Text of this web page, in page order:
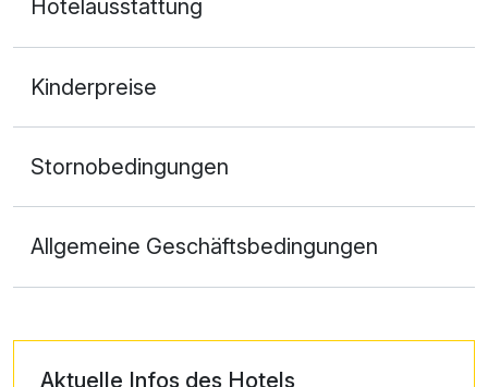
Hotelausstattung
Kinderpreise
Stornobedingungen
Allgemeine Geschäftsbedingungen
Aktuelle Infos des Hotels